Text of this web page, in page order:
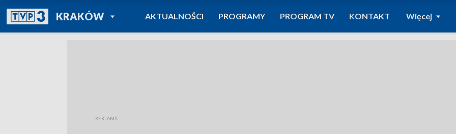
KRAKÓWPOWRÓT DO
TVP REGIONY
AKTUALNOŚCI PROGRAMY PROGRAM TV KONTAKT Więcej